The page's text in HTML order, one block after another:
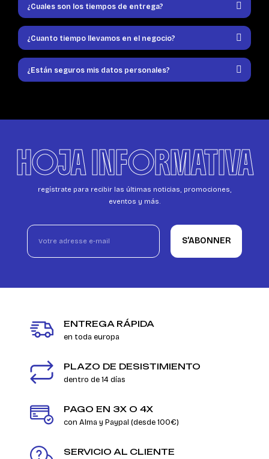
¿Cuales son los tiempos de entrega?
¿Cuanto tiempo llevamos en el negocio?
¿Están seguros mis datos personales?
HOJA INFORMATIVA
regístrate para recibir las últimas noticias, promociones,
eventos y más.
S’ABONNER
ENTREGA RÁPIDA
en toda europa
PLAZO DE DESISTIMIENTO
dentro de 14 días
PAGO EN 3X O 4X
con Alma y Paypal (desde 100€)
SERVICIO AL CLIENTE